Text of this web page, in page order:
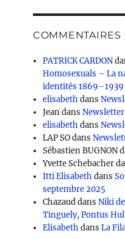
COMMENTAIRES
PATRICK CARDON
Homosexuals – La
identités 1869–1939
elisabethdans
JeandansNewsletter
elisabethdans
LAP SOdans
Sébastien BUGNON
Yvette Schebacher
Itti Elisabethdans
septembre 2025
ChazauddansNiki
Tinguely, Pontus
ElisabethdansLa